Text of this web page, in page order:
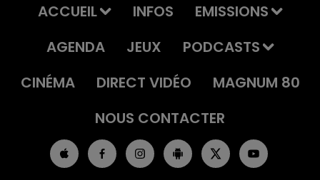
ACCUEIL INFOS
EMISSIONS
AGENDA
JEUX
PODCASTS
CINÉMA
DIRECT VIDÉO
MAGNUM 80
NOUS CONTACTER